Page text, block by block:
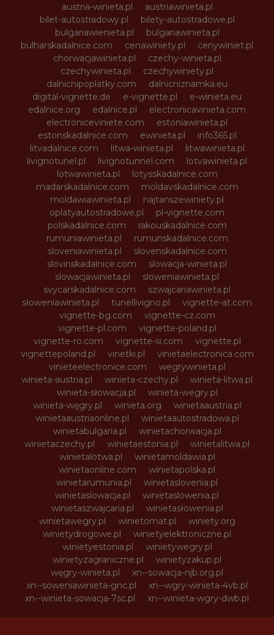
austria-winieta.pl
austriawinieta.pl
bilet-autostradowy.pl
bilety-autostradowe.pl
bulgariawienieta.pl
bulgariawinieta.pl
bulharskadalnice.com
cenawiniety.pl
cenywiniet.pl
chorwacjawinieta.pl
czechy-winieta.pl
czechywinieta.pl
czechywiniety.pl
dalnicnipoplatky.com
dalnicniznamka.eu
digital-vignette.de
e-vignette.pl
e-winieta.eu
edalnice.org
edalnice.pl
electronicavinieta.com
electroniceviniete.com
estoniawinieta.pl
estonskadalnice.com
ewinieta.pl
info365.pl
litvadalnice.com
litwa-winieta.pl
litwawinieta.pl
livignotunel.pl
livignotunnel.com
lotvawinieta.pl
lotwawinieta.pl
lotysskadalnice.com
madarskadalnice.com
moldavskadalnice.com
moldawiawinieta.pl
najtanszewiniety.pl
oplatyautostradowe.pl
pl-vignette.com
polskadalnice.com
rakouskadalnice.com
rumuniawinieta.pl
rumunskadalnice.com
sloveniawinieta.pl
slovenskadalnice.com
slovinskadalnice.com
slowacja-winieta.pl
slowacjawinieta.pl
sloweniawinieta.pl
svycarskadalnice.com
szwajcariawinieta.pl
słoweniawinieta.pl
tunellivigno.pl
vignette-at.com
vignette-bg.com
vignette-cz.com
vignette-pl.com
vignette-poland.pl
vignette-ro.com
vignette-si.com
vignette.pl
vignettepoland.pl
vinetki.pl
vinietaelectronica.com
vinieteelectronice.com
wegrywinieta.pl
winieta-austria.pl
winieta-czechy.pl
winieta-litwa.pl
winieta-słowacja.pl
winieta-wegry.pl
winieta-węgry.pl
winieta.org
winietaaustria.pl
winietaaustriaonline.pl
winietaautostradowa.pl
winietabulgaria.pl
winietachorwacja.pl
winietaczechy.pl
winietaestonia.pl
winietalitwa.pl
winietalotwa.pl
winietamoldawia.pl
winietaonline.com
winietapolska.pl
winietarumunia.pl
winietaslovenia.pl
winietaslowacja.pl
winietaslowenia.pl
winietaszwajcaria.pl
winietasłowenia.pl
winietawegry.pl
winietomat.pl
winiety.org
winietydrogowe.pl
winietyelektroniczne.pl
winietyestonia.pl
winietywegry.pl
winietyzagraniczne.pl
winietyzakup.pl
węgry-winieta.pl
xn--sowacja-njb.org.pl
xn--soweniawinieta-gnc.pl
xn--wgry-winieta-4vb.pl
xn--winieta-sowacja-7sc.pl
xn--winieta-wgry-dwb.pl